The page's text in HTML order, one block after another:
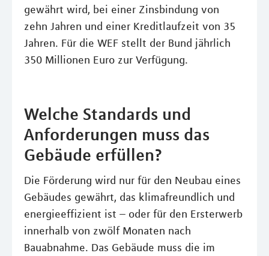
gewährt wird, bei einer Zinsbindung von
zehn Jahren und einer Kreditlaufzeit von 35
Jahren. Für die WEF stellt der Bund jährlich
350 Millionen Euro zur Verfügung.
Welche Standards und
Anforderungen muss das
Gebäude erfüllen?
Die Förderung wird nur für den Neubau eines
Gebäudes gewährt, das klimafreundlich und
energieeffizient ist – oder für den Ersterwerb
innerhalb von zwölf Monaten nach
Bauabnahme. Das Gebäude muss die im